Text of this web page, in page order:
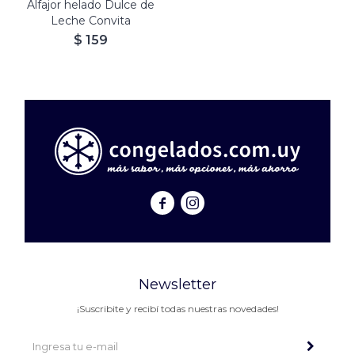
Alfajor helado Dulce de
Leche Convita
$ 159
 
Newsletter
¡Suscribite y recibí todas nuestras novedades!